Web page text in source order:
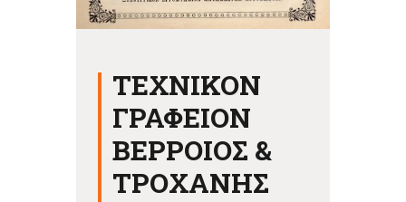
ΤΕΧΝΙΚΟΝ
ΓΡΑΦΕΙΟΝ
ΒΕΡΡΟΙΟΣ &
ΤΡΟΧΑΝΗΣ